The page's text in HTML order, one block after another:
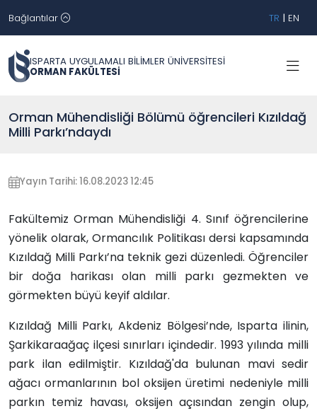
Bağlantılar TR | EN
ISPARTA UYGULAMALI BİLİMLER ÜNİVERSİTESİ
ORMAN FAKÜLTESİ
Orman Mühendisliği Bölümü öğrencileri Kızıldağ
Milli Parkı’ndaydı
Yayın Tarihi: 16.08.2023 12:45
Fakültemiz Orman Mühendisliği 4. Sınıf öğrencilerine
yönelik olarak, Ormancılık Politikası dersi kapsamında
Kızıldağ Milli Parkı’na teknik gezi düzenledi. Öğrenciler
bir doğa harikası olan milli parkı gezmekten ve
görmekten büyü keyif aldılar.
Kızıldağ Milli Parkı, Akdeniz Bölgesi’nde, Isparta ilinin,
Şarkikaraağaç ilçesi sınırları içindedir. 1993 yılında milli
park ilan edilmiştir. Kızıldağ'da bulunan mavi sedir
ağacı ormanlarının bol oksijen üretimi nedeniyle milli
parkın temiz havası, oksijen açısından zengin olup,